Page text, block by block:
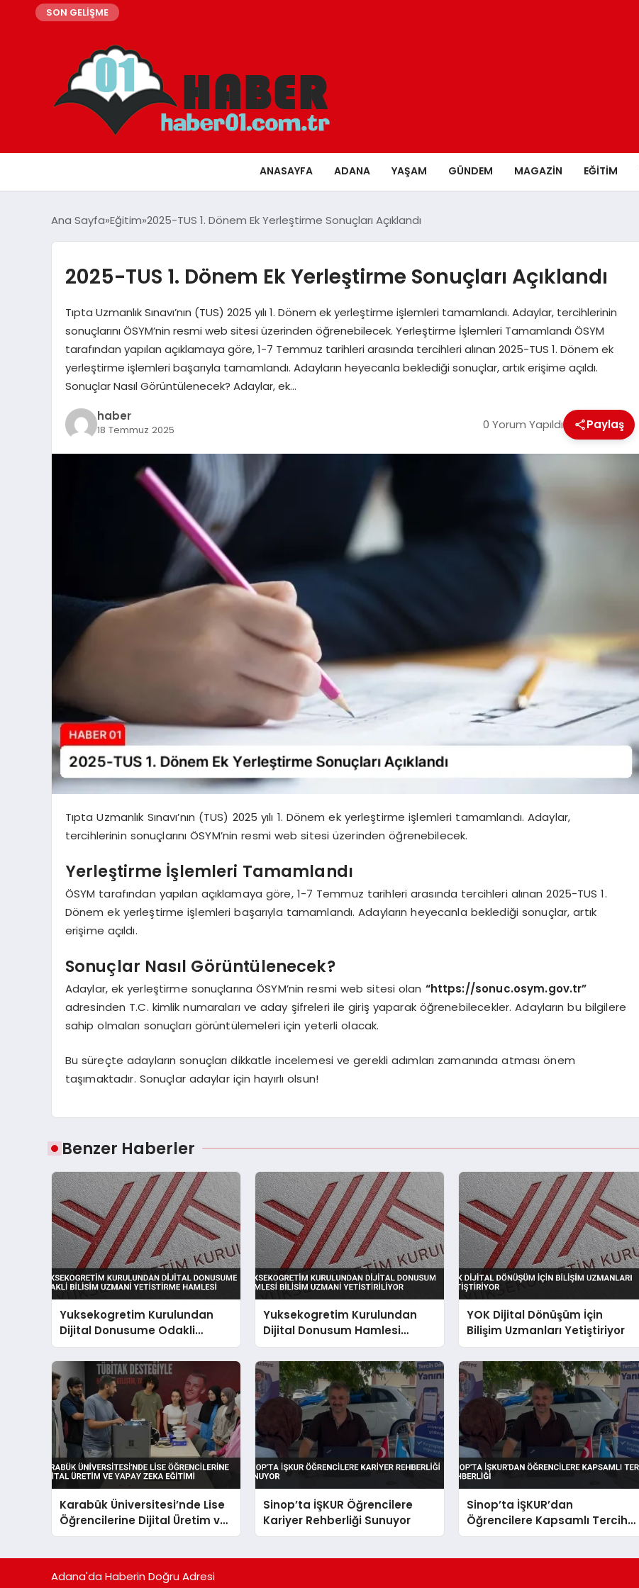
SON GELİŞME
ANASAYFA ADANA YAŞAM GÜNDEM MAGAZIN EĞITIM
Ana Sayfa Eğitim 2025-TUS 1. Dönem Ek Yerleştirme Sonuçları Açıklandı
2025-TUS 1. Dönem Ek Yerleştirme Sonuçları Açıklandı
Tıpta Uzmanlık Sınavı’nın (TUS) 2025 yılı 1. Dönem ek yerleştirme işlemleri tamamlandı. Adaylar, tercihlerinin
sonuçlarını ÖSYM’nin resmi web sitesi üzerinden öğrenebilecek. Yerleştirme İşlemleri Tamamlandı ÖSYM
tarafından yapılan açıklamaya göre, 1-7 Temmuz tarihleri arasında tercihleri alınan 2025-TUS 1. Dönem ek
yerleştirme işlemleri başarıyla tamamlandı. Adayların heyecanla beklediği sonuçlar, artık erişime açıldı.
Sonuçlar Nasıl Görüntülenecek? Adaylar, ek…
haber
18 Temmuz 2025 0 Yorum Yapıldı Paylaş
Tıpta Uzmanlık Sınavı’nın (TUS) 2025 yılı 1. Dönem ek yerleştirme işlemleri tamamlandı. Adaylar,
tercihlerinin sonuçlarını ÖSYM’nin resmi web sitesi üzerinden öğrenebilecek.
Yerleştirme İşlemleri Tamamlandı
ÖSYM tarafından yapılan açıklamaya göre, 1-7 Temmuz tarihleri arasında tercihleri alınan 2025-TUS 1.
Dönem ek yerleştirme işlemleri başarıyla tamamlandı. Adayların heyecanla beklediği sonuçlar, artık
erişime açıldı.
Sonuçlar Nasıl Görüntülenecek?
Adaylar, ek yerleştirme sonuçlarına ÖSYM’nin resmi web sitesi olan “https://sonuc.osym.gov.tr”
adresinden T.C. kimlik numaraları ve aday şifreleri ile giriş yaparak öğrenebilecekler. Adayların bu bilgilere
sahip olmaları sonuçları görüntülemeleri için yeterli olacak.
Bu süreçte adayların sonuçları dikkatle incelemesi ve gerekli adımları zamanında atması önem
taşımaktadır. Sonuçlar adaylar için hayırlı olsun!
Benzer Haberler
Yuksekogretim Kurulundan
Dijital Donusume Odakli
Bilisim Uzmani Yetistirme
Hamlesi
Yuksekogretim Kurulundan
Dijital Donusum Hamlesi
Bilisim Uzmani Yetistiriliyor
YOK Dijital Dönüşüm İçin
Bilişim Uzmanları Yetiştiriyor
Karabük Üniversitesi’nde Lise
Öğrencilerine Dijital Üretim ve
Yapay Zeka Eğitimi
Sinop’ta İŞKUR Öğrencilere
Kariyer Rehberliği Sunuyor
Sinop’ta İŞKUR’dan
Öğrencilere Kapsamlı Tercih
Rehberliği
Adana'da Haberin Doğru Adresi